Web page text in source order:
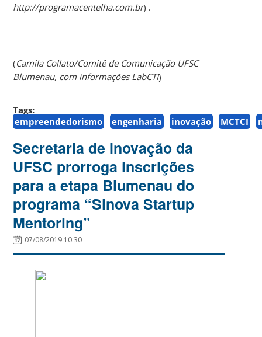
http://programacentelha.com.br) .
(Camila Collato/Comitê de Comunicação UFSC
Blumenau, com informações LabCTI)
Tags:
empreendedorismo
engenharia inovação MCTCI
Secretaria de Inovação da
UFSC prorroga inscrições
para a etapa Blumenau do
programa “Sinova Startup
Mentoring”
07/08/2019 10:30